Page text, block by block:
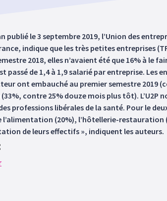
publié le 3 septembre 2019, l’Union des
indique que les très petites entreprises
2018, elles n’avaient été que 16% à le
passé de 1,4 à 1,9 salarié par entreprise.
ont embauché au premier semestre
contre 25% douze mois plus tôt). L’U2P
professions libérales de la santé. Pour le
l’alimentation (20%), l’hôtellerie-restauration
de leurs effectifs », indiquent les auteurs.